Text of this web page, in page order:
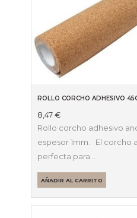
ROLLO CORCHO ADHESIVO
8,47€
Rollo corcho adhesivo
espesor 1mm. El corcho
perfecta para…
AÑADIR AL CARRITO